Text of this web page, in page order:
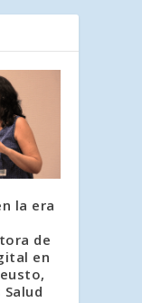
la era
de
en
Salud